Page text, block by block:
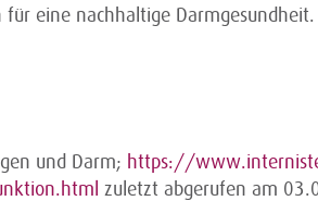
eine nachhaltige Darmgesundheit.
und Darm; https://
zuletzt abgerufen am